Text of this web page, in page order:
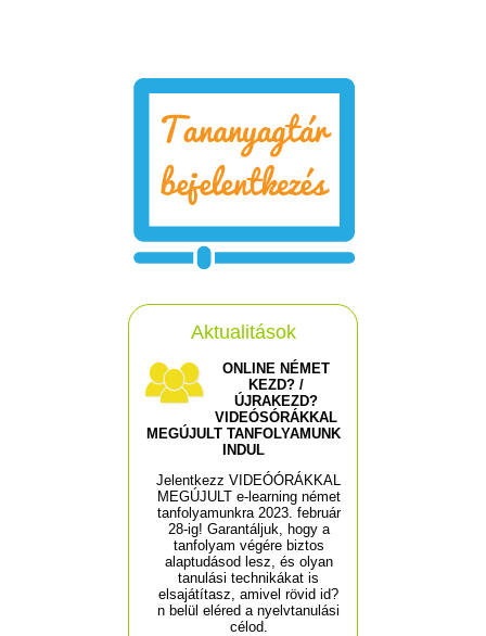
Aktualitások
ONLINE NÉMET
KEZD? /
ÚJRAKEZD?
VIDEÓSÓRÁKKAL
MEGÚJULT TANFOLYAMUNK
INDUL
Jelentkezz VIDEÓÓRÁKKAL
MEGÚJULT e-learning német
tanfolyamunkra 2023. február
28-ig! Garantáljuk, hogy a
tanfolyam végére biztos
alaptudásod lesz, és olyan
tanulási technikákat is
elsajátítasz, amivel rövid id?
n belül eléred a nyelvtanulási
célod.